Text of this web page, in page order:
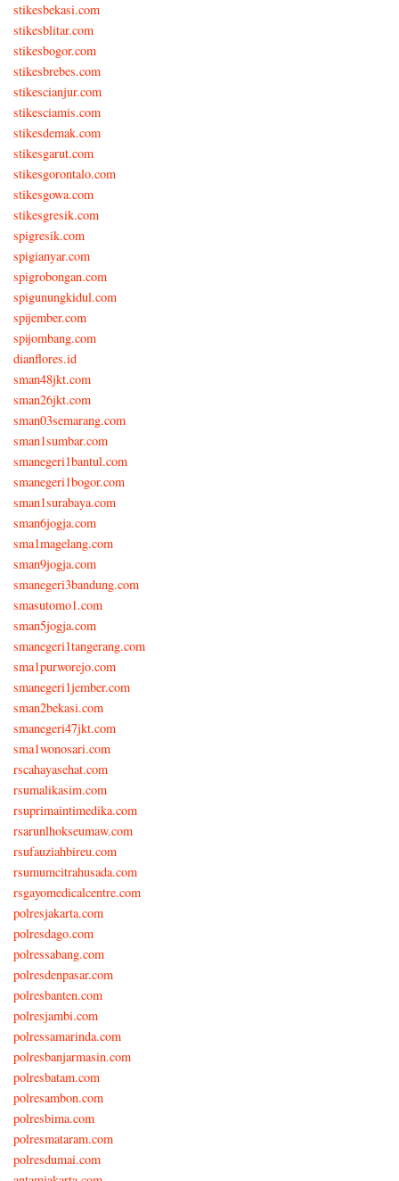
stikesbekasi.com
stikesblitar.com
stikesbogor.com
stikesbrebes.com
stikescianjur.com
stikesciamis.com
stikesdemak.com
stikesgarut.com
stikesgorontalo.com
stikesgowa.com
stikesgresik.com
spigresik.com
spigianyar.com
spigrobongan.com
spigunungkidul.com
spijember.com
spijombang.com
dianflores.id
sman48jkt.com
sman26jkt.com
sman03semarang.com
sman1sumbar.com
smanegeri1bantul.com
smanegeri1bogor.com
sman1surabaya.com
sman6jogja.com
sma1magelang.com
sman9jogja.com
smanegeri3bandung.com
smasutomo1.com
sman5jogja.com
smanegeri1tangerang.com
sma1purworejo.com
smanegeri1jember.com
sman2bekasi.com
smanegeri47jkt.com
sma1wonosari.com
rscahayasehat.com
rsumalikasim.com
rsuprimaintimedika.com
rsarunlhokseumaw.com
rsufauziahbireu.com
rsumumcitrahusada.com
rsgayomedicalcentre.com
polresjakarta.com
polresdago.com
polressabang.com
polresdenpasar.com
polresbanten.com
polresjambi.com
polressamarinda.com
polresbanjarmasin.com
polresbatam.com
polresambon.com
polresbima.com
polresmataram.com
polresdumai.com